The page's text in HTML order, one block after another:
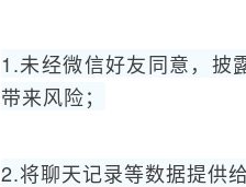
1.未经微信好友同意，披
带来风险；
2.将聊天记录等数据提供